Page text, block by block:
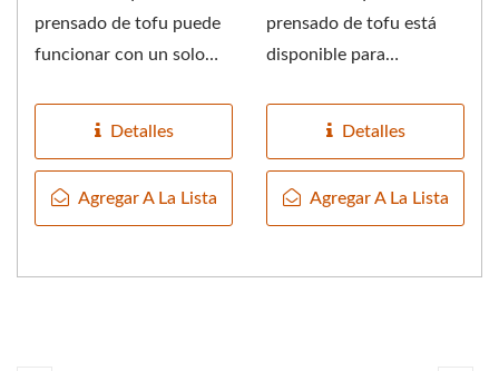
prensado de tofu puede
funcionar con un solo
Detalles
Agregar A La Lista
prensado de tofu está
disponible para
Detalles
Agregar A La Lista